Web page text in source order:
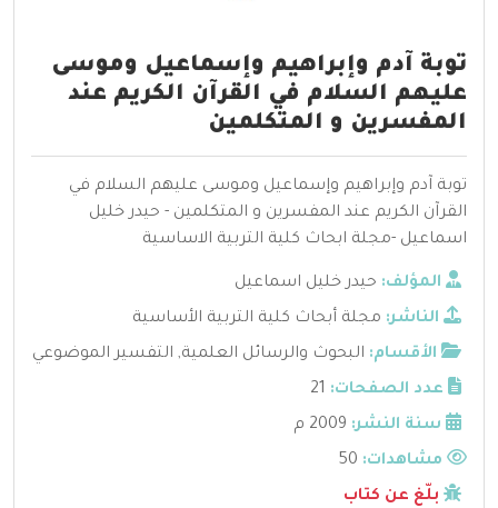
توبة آدم وإبراهيم وإسماعيل وموسى
عليهم السلام في القرآن الكريم عند
المفسرين و المتكلمين
توبة آدم وإبراهيم وإسماعيل وموسى عليهم السلام في
القرآن الكريم عند المفسرين و المتكلمين - حيدر خليل
اسماعيل -مجلة ابحاث كلية التربية الاساسية
المؤلف: حيدر خليل اسماعيل
الناشر: مجلة أبحاث كلية التربية الأساسية
الأقسام: البحوث والرسائل العلمية, التفسير الموضوعي
عدد الصفحات: 21
سنة النشر: 2009 م
مشاهدات:
بلّغ عن كتاب